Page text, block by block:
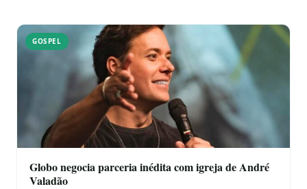
GOSPEL
Globo negocia parceria inédita com igreja de André
Valadão